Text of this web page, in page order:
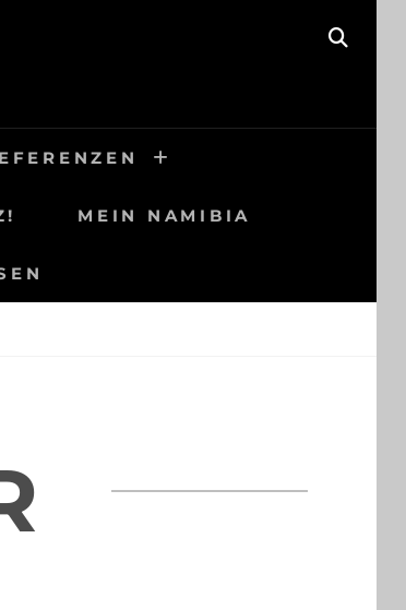
MEIN NAMIBIA